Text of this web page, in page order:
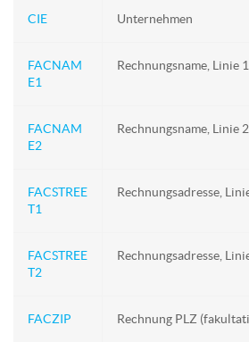
CIE Unternehmen
FACNAM
E1
Rechnungsname, Linie 1
FACNAM
E2
Rechnungsname, Linie
FACSTREE
T1
Rechnungsadresse,
FACSTREE
T2
Rechnungsadresse,
FACZIP Rechnung PLZ